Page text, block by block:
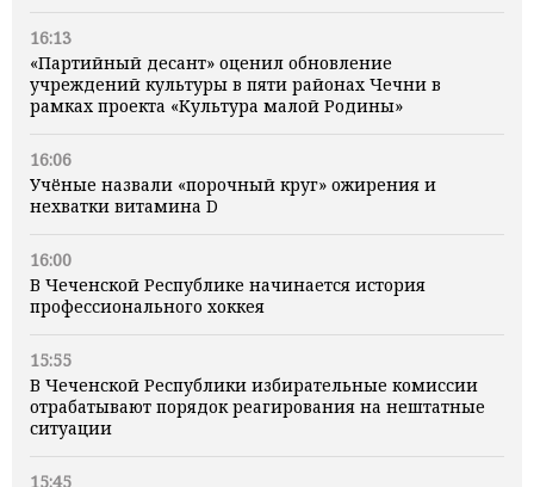
16:13
«Партийный десант» оценил обновление
учреждений культуры в пяти районах Чечни в
рамках проекта «Культура малой Родины»
16:06
Учёные назвали «порочный круг» ожирения и
нехватки витамина D
16:00
В Чеченской Республике начинается история
профессионального хоккея
15:55
В Чеченской Республики избирательные комиссии
отрабатывают порядок реагирования на нештатные
ситуации
15:45